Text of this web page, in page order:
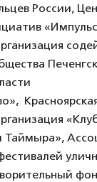
России,
Таймыра»,